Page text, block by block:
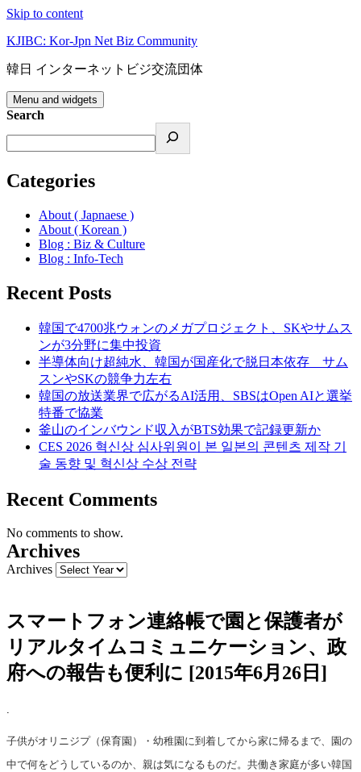
Skip to content
KJIBC: Kor-Jpn Net Biz Community
韓日 インターネットビジ交流団体
Menu and widgets
Search
Categories
About ( Japnaese )
About ( Korean )
Blog : Biz & Culture
Blog : Info-Tech
Recent Posts
韓国で4700兆ウォンのメガプロジェクト、SKやサムス
ンが3分野に集中投資
半導体向け超純水、韓国が国産化で脱日本依存 サム
スンやSKの競争力左右
韓国の放送業界で広がるAI活用、SBSはOpen AIと選挙
特番で協業
釜山のインバウンド収入がBTS効果で記録更新か
CES 2026 혁신상 심사위원이 본 일본의 콘텐츠 제작 기
술 동향 및 혁신상 수상 전략
Recent Comments
No comments to show.
Archives
Archives
スマートフォン連絡帳で園と保護者が
リアルタイムコミュニケーション、政
府への報告も便利に [2015年6月26日]
.
子供がオリニジプ（保育園）・幼稚園に到着してから家に帰るまで、園の
中で何をどうしているのか、親は気になるものだ。共働き家庭が多い韓国